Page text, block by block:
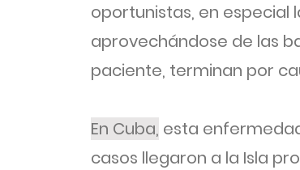
oportunistas, en especial
aprovechándose de las
paciente, terminan por
En Cuba, esta
casos llegaron a la Isla